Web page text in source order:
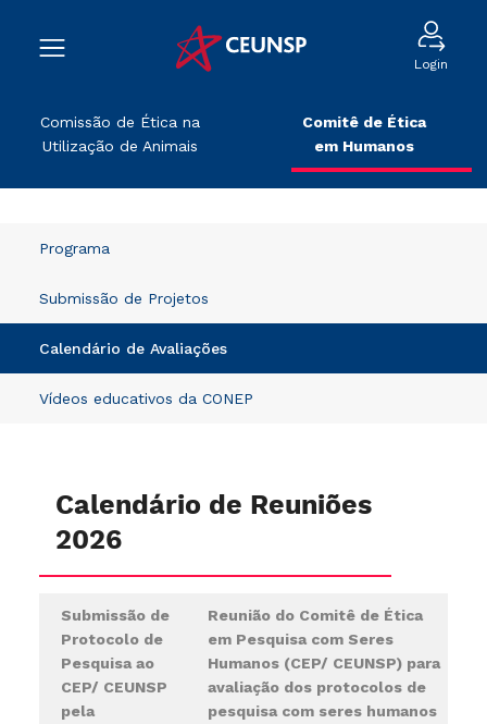
Login
Comissão de Ética na
Utilização de Animais
Comitê de Ética
em Humanos
Programa
Submissão de Projetos
Calendário de Avaliações
Vídeos educativos da CONEP
Calendário de Reuniões
2026
Submissão de
Protocolo de
Pesquisa ao
CEP/ CEUNSP
pela
Reunião do Comitê de Ética
em Pesquisa com Seres
Humanos (CEP/ CEUNSP) para
avaliação dos protocolos de
pesquisa com seres humanos